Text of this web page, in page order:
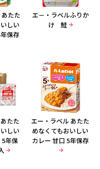
たた
しい
保存
エ－・ラベルふりか
け 鮭
たた
しい
年保
エー・ラベル あたた
めなくてもおいしい
カレー 甘口 5年保存